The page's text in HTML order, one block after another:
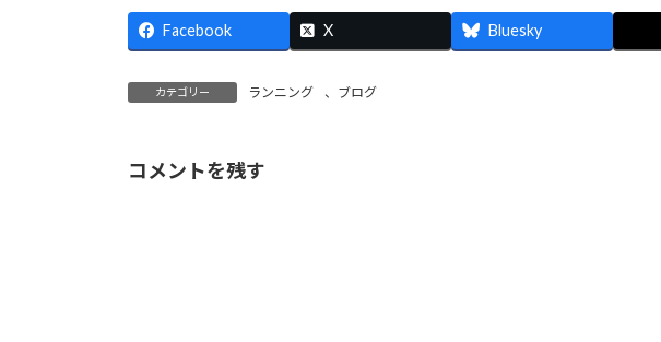
Facebook X Bluesky
カテゴリー ランニング 、 ブログ
コメントを残す